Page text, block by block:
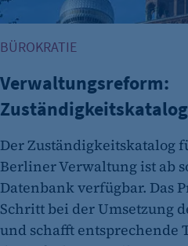
BÜROKRATIE
Verwaltungsreform:
Der Zuständigkeitskatalog
Berliner Verwaltung ist ab
Datenbank verfügbar. Das
Schritt bei der Umsetzung
und schafft entsprechende